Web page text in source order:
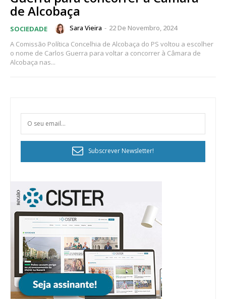
de Alcobaça
SOCIEDADE Sara Vieira - 22 De Novembro, 2024
A Comissão Política Concelhia de Alcobaça do PS voltou a escolher
o nome de Carlos Guerra para voltar a concorrer à Câmara de
Alcobaça nas...
Subscrever Newsletter!